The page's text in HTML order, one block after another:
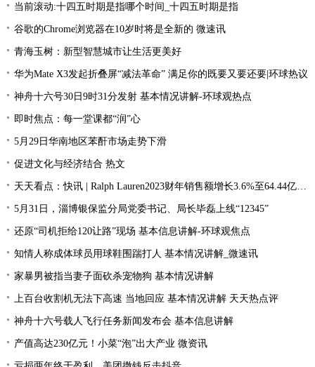
当前滚动:十四五时期是指哪个时间_十四五时期是指
谷歌的Chrome浏览器在10岁时将是全新的 微速讯
青海玉树：新型智慧城市让生活更美好
华为Mate X3发起折叠屏“减法革命” 满足你的既要又要还要|环球热议
神舟十六号30日9时31分发射 基本情况讲解-环球观热点
即时焦点：每一堂课都“润”心
5月29日华南地区苯酐市场走势下滑
促进文化与经济结合 热文
天天看点：快讯 | Ralph Lauren2023财年销售额增长3.6%至64.44亿美元
5月31日，淄博银保监分局党委书记、局长毕磊上线“12345”
还原“司机拒给120让路”现场 基本信息讲解-环球观焦点
知情人称成体球员用球鞋围踹打人 基本情况讲解_微速讯
家暴男被指当妻子面砍杀宠物狗 基本情况讲解
上百台收割机无法下高速 当地回应 基本情况讲解 天天热点评
神舟十六号载人飞行任务新闻发布会 基本信息讲解
产值高达230亿元！小菜“泡”出大产业 微资讯